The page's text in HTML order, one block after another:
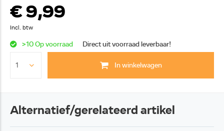
€ 9,99
Incl. btw
>10 Op voorraad Direct uit voorraad leverbaar!
In winkelwagen
Alternatief/gerelateerd artikel